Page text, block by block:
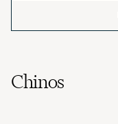
Chinos